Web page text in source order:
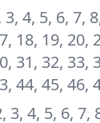
3, 4, 5, 6, 7,
18, 19, 20,
31, 32, 33,
44, 45, 46,
3, 4, 5, 6, 7,